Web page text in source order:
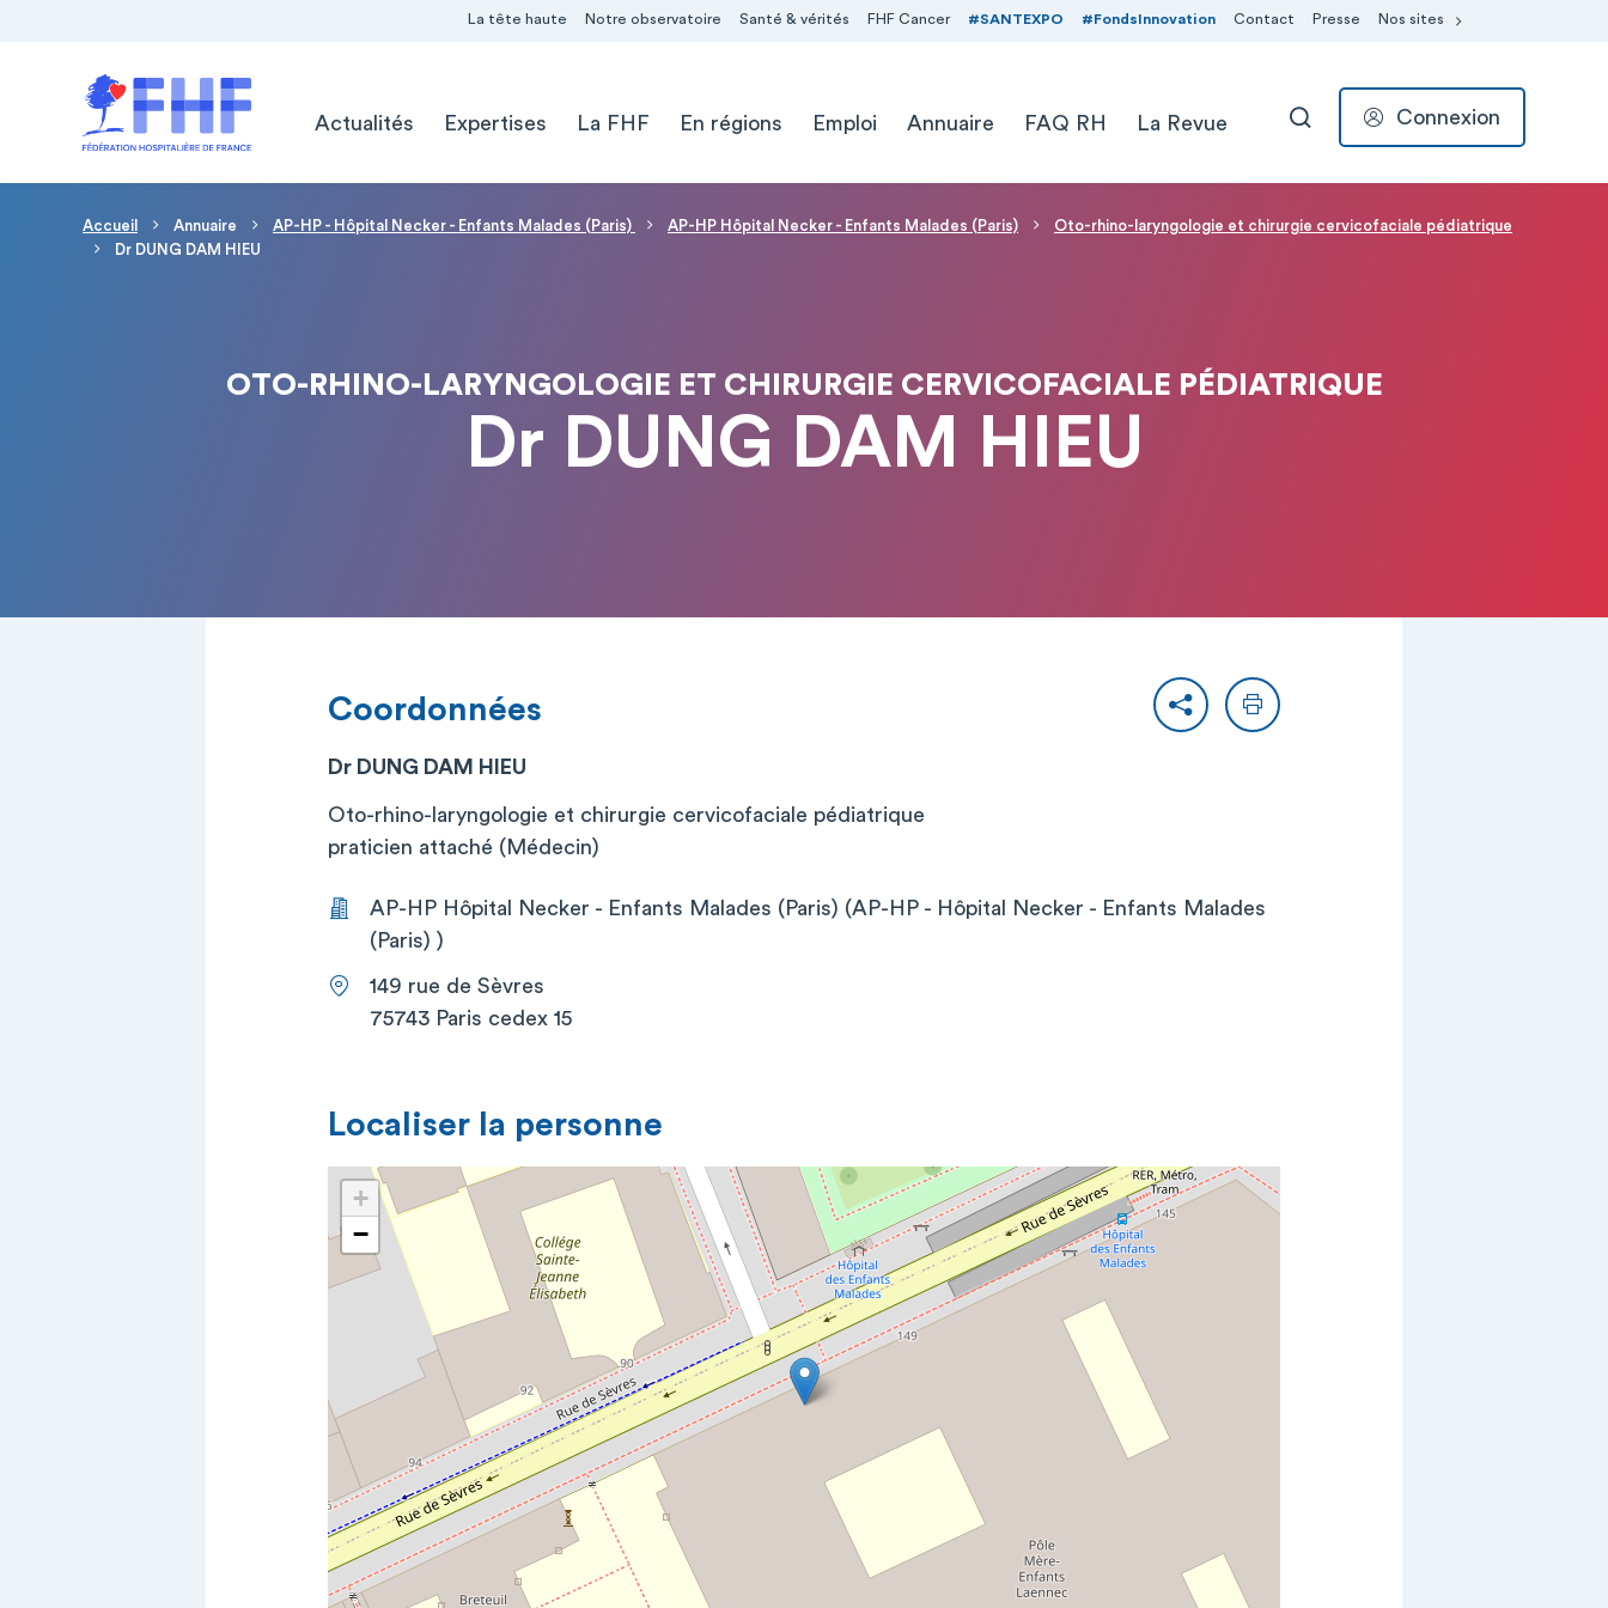
La tête haute Notre observatoire Santé & vérités FHF Cancer #SANTEXPO #FondsInnovation Contact Presse Nos sites
Actualités
Expertises La FHF En régions Emploi Annuaire FAQ RH La Revue RECHERCHER
Connexion
Fil d'Ariane
Accueil Annuaire AP-HP - Hôpital Necker - Enfants Malades (Paris) AP-HP Hôpital Necker - Enfants Malades (Paris)
Oto-rhino-laryngologie et chirurgie cervicofaciale pédiatrique
Dr DUNG DAM HIEU
OTO-RHINO-LARYNGOLOGIE ET CHIRURGIE CERVICOFACIALE PÉDIATRIQUE
Dr DUNG DAM HIEU
PartagerImprimer
Coordonnées
Dr DUNG DAM HIEU
Oto-rhino-laryngologie et chirurgie cervicofaciale pédiatrique
praticien attaché (Médecin)
AP-HP Hôpital Necker - Enfants Malades (Paris) (AP-HP - Hôpital Necker - Enfants Malades
(Paris) )
149 rue de Sèvres
75743 Paris cedex 15
Localiser la personne
+
−